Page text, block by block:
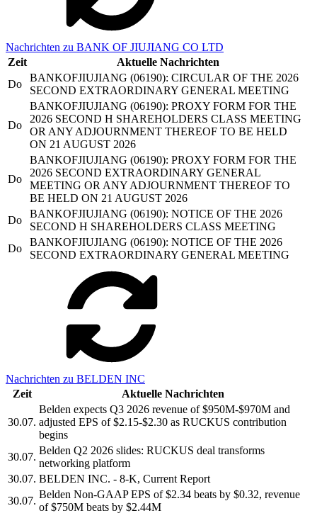
Nachrichten zu BANK OF JIUJIANG CO LTD
Zeit
Aktuelle Nachrichten
Do
BANKOFJIUJIANG (06190): CIRCULAR OF THE 2026
SECOND EXTRAORDINARY GENERAL MEETING
Do
BANKOFJIUJIANG (06190): PROXY FORM FOR THE
2026 SECOND H SHAREHOLDERS CLASS MEETING
OR ANY ADJOURNMENT THEREOF TO BE HELD
ON 21 AUGUST 2026
Do
BANKOFJIUJIANG (06190): PROXY FORM FOR THE
2026 SECOND EXTRAORDINARY GENERAL
MEETING OR ANY ADJOURNMENT THEREOF TO
BE HELD ON 21 AUGUST 2026
Do
BANKOFJIUJIANG (06190): NOTICE OF THE 2026
SECOND H SHAREHOLDERS CLASS MEETING
Do
BANKOFJIUJIANG (06190): NOTICE OF THE 2026
SECOND EXTRAORDINARY GENERAL MEETING
Nachrichten zu BELDEN INC
Zeit
Aktuelle Nachrichten
30.07.
Belden expects Q3 2026 revenue of $950M-$970M and
adjusted EPS of $2.15-$2.30 as RUCKUS contribution
begins
30.07.
Belden Q2 2026 slides: RUCKUS deal transforms
networking platform
30.07. BELDEN INC. - 8-K, Current Report
30.07.
Belden Non-GAAP EPS of $2.34 beats by $0.32, revenue
of $750M beats by $2.44M